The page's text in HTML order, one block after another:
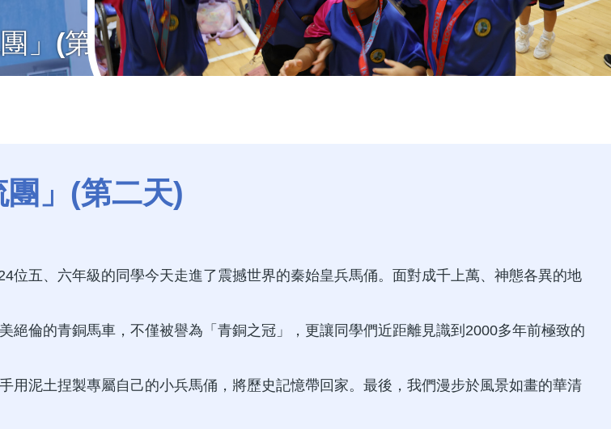
」(第二天)
」(第二天)
位五、六年級的同學今天走進了震撼世界的秦始皇兵馬俑。面對成千上萬、神態各異的地
絕倫的青銅馬車，不僅被譽為「青銅之冠」，更讓同學們近距離見識到2000多年前極致的
泥土捏製專屬自己的小兵馬俑，將歷史記憶帶回家。最後，我們漫步於風景如畫的華清